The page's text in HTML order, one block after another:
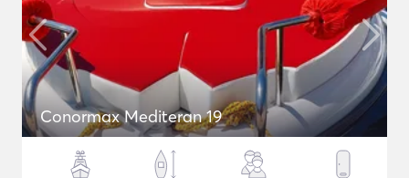
Conormax Mediteran 19